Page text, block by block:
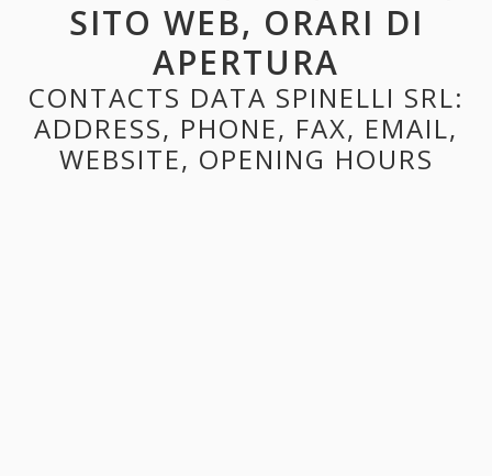
SITO WEB, ORARI DI
APERTURA
CONTACTS DATA SPINELLI SRL:
ADDRESS, PHONE, FAX, EMAIL,
WEBSITE, OPENING HOURS